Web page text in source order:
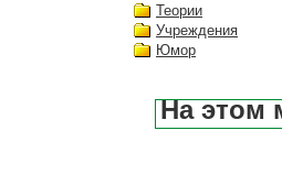
Теории
Учреждения
Юмор
На этом